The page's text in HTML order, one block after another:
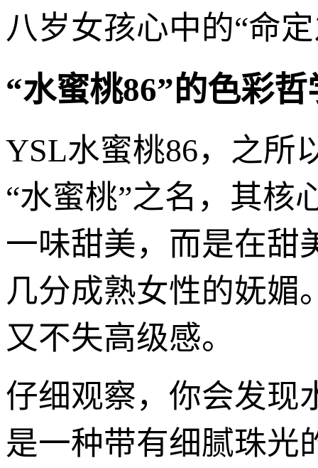
八岁女孩心中的“命
“水蜜桃86”的色彩
YSL水蜜桃86，之所
“水蜜桃”之名，其核
一味甜美，而是在甜
几分成熟女性的妩媚
又不失高级感。
仔细观察，你会发现
是一种带有细腻珠光